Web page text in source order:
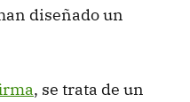
diseñado un
, se trata de un